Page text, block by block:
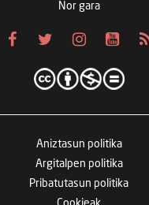
Nor gara
Aniztasun politika
Argitalpen politika
Pribatutasun politika